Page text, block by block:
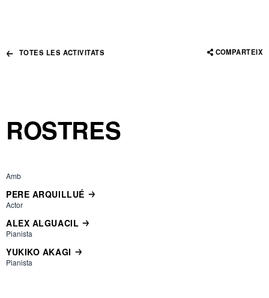
TOTES LES ACTIVITATS COMPARTEIX
ROSTRES
Amb
PERE ARQUILLUÉ
Actor
ALEX ALGUACIL
Pianista
YUKIKO AKAGI
Pianista